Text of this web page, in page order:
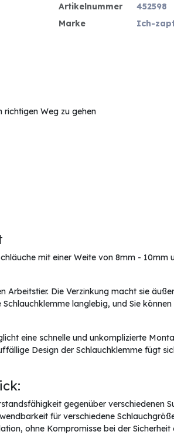
Artikelnummer
452598
Marke
Ich-
richtigen Weg zu gehen
mit einer Weite von 8mm - 10mm
Arbeitstier. Die Verzinkung macht sie
langlebig, und Sie
eine schnelle und unkomplizierte
Design der Schlauchklemme fügt
gegenüber verschiedenen
für verschiedene
ohne Kompromisse bei der Sicherheit